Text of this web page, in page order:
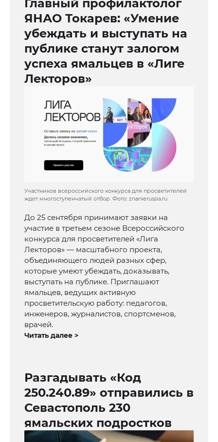
Главный профилактолог
ЯНАО Токарев: «Умение
убеждать и выступать на
публике станут залогом
успеха ямальцев в «Лиге
Лекторов»
Участников всероссийского конкурса для просветителей
ждет многоступенчатый отбор. Фото: znanierussia.ru
До 25 сентября принимают заявки на
участие в третьем сезоне Всероссийского
конкурса для просветителей «Лига
Лекторов» — масштабного проекта,
объединяющего людей разных сфер,
которые умеют убеждать, доказывать,
выступать на публике. Приглашают
ямальцев, ведущих активную
просветительскую работу: педагогов,
инженеров, журналистов, спортсменов,
врачей.
Читать далее >
Разгадывать «Код
250.240.89» отправились в
Севастополь 230
ямальских подростков